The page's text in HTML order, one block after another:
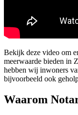
Bekijk deze video om
meerwaarde bieden in
hebben wij inwoners
bijvoorbeeld ook
Waarom